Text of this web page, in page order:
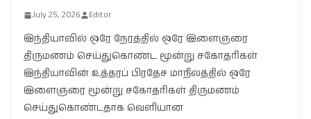
July 25, 2026 Editor
இந்தியாவில் ஒரே நேரத்தில் ஒரே இளைஞரை
திருமணம் செய்துகொண்ட மூன்று சகோதரிகள்
இந்தியாவின் உத்தரப் பிரதேச மாநிலத்தில் ஒரே
இளைஞரை மூன்று சகோதரிகள் திருமணம்
செய்துகொண்டதாக வெளியான